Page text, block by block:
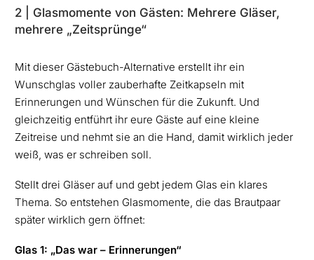
2 | Glasmomente von Gästen: Mehrere Gläser,
mehrere „Zeitsprünge“
Mit dieser Gästebuch-Alternative erstellt ihr ein
Wunschglas voller zauberhafte Zeitkapseln mit
Erinnerungen und Wünschen für die Zukunft. Und
gleichzeitig entführt ihr eure Gäste auf eine kleine
Zeitreise und nehmt sie an die Hand, damit wirklich jeder
weiß, was er schreiben soll.
Stellt drei Gläser auf und gebt jedem Glas ein klares
Thema. So entstehen Glasmomente, die das Brautpaar
später wirklich gern öffnet:
Glas 1: „Das war – Erinnerungen“